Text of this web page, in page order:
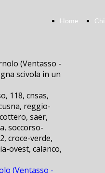
Home
118, cnsas,
reggio-
saer,
soccorso-
croce-verde,
ovest, calanco,
(Ventasso -